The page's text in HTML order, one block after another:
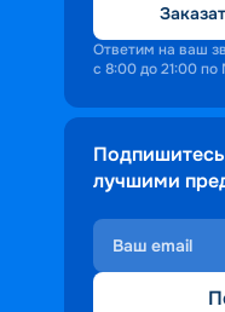
Ответим на ваш
с 8:00 до 21:00
лучшими